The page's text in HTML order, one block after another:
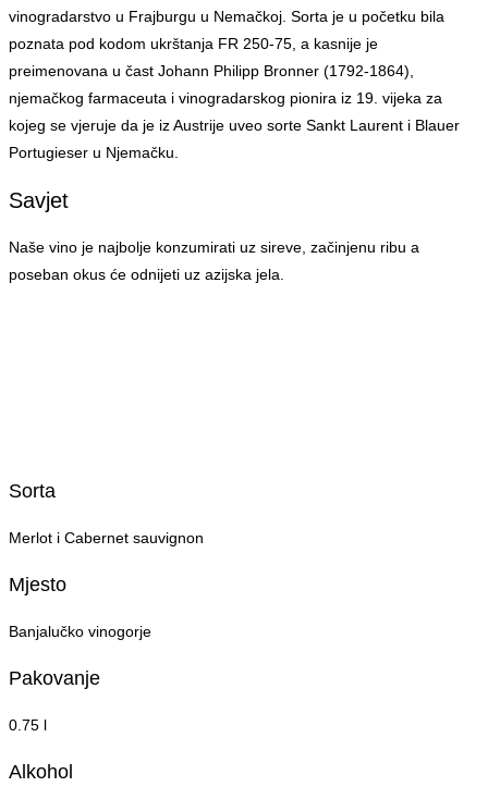
vinogradarstvo u Frajburgu u Nemačkoj. Sorta je u početku bila
poznata pod kodom ukrštanja FR 250-75, a kasnije je
preimenovana u čast Johann Philipp Bronner (1792-1864),
njemačkog farmaceuta i vinogradarskog pionira iz 19. vijeka za
kojeg se vjeruje da je iz Austrije uveo sorte Sankt Laurent i Blauer
Portugieser u Njemačku.
Savjet
Naše vino je najbolje konzumirati uz sireve, začinjenu ribu a
poseban okus će odnijeti uz azijska jela.
Sorta
Merlot i Cabernet sauvignon
Mjesto
Banjalučko vinogorje
Pakovanje
0.75 l
Alkohol